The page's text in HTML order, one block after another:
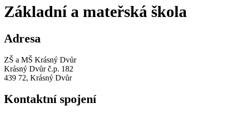
Základní a mateřská škola
Adresa
ZŠ a MŠ Krásný Dvůr
Krásný Dvůr č.p. 182
439 72, Krásný Dvůr
Kontaktní spojení